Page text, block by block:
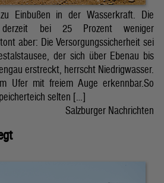
Einbußen in der Wasserkraft. Die
bei 25 Prozent weniger
aber: Die Versorgungssicherheit sei
der sich über Ebenau bis
erstreckt, herrscht Niedrigwasser.
Ufer mit freiem Auge erkennbar.So
selten […]
Salzburger Nachrichten